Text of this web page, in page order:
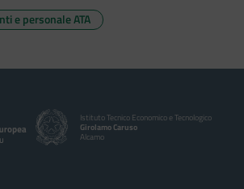
e personale ATA
Istituto Tecnico Economico e Tecnologico
Girolamo Caruso
Alcamo